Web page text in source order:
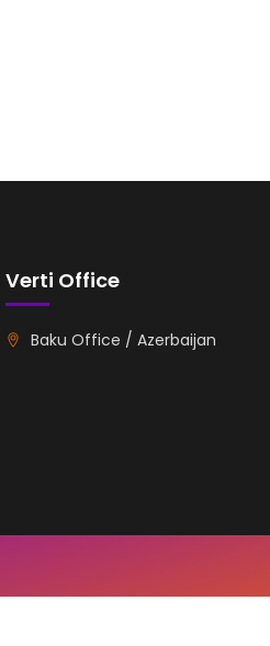
Verti Office
Baku Office / Azerbaijan